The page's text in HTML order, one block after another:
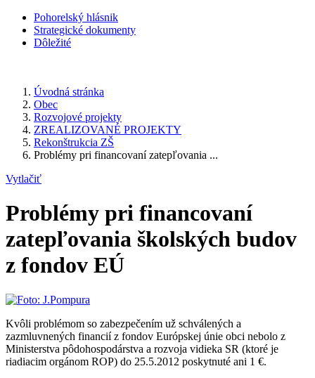
Pohorelský hlásnik
Strategické dokumenty
Dôležité
Úvodná stránka
Obec
Rozvojové projekty
ZREALIZOVANÉ PROJEKTY
Rekonštrukcia ZŠ
Problémy pri financovaní zatepľovania ...
Vytlačiť
Problémy pri financovaní
zatepľovania školských budov
z fondov EÚ
Kvôli problémom so zabezpečením už schválených a
zazmluvnených financií z fondov Európskej únie obci nebolo z
Ministerstva pôdohospodárstva a rozvoja vidieka SR (ktoré je
riadiacim orgánom ROP) do 25.5.2012 poskytnuté ani 1 €.